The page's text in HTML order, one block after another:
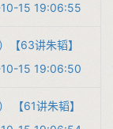
10-15 19:06:55
【63讲朱韬】
10-15 19:06:50
【61讲朱韬】